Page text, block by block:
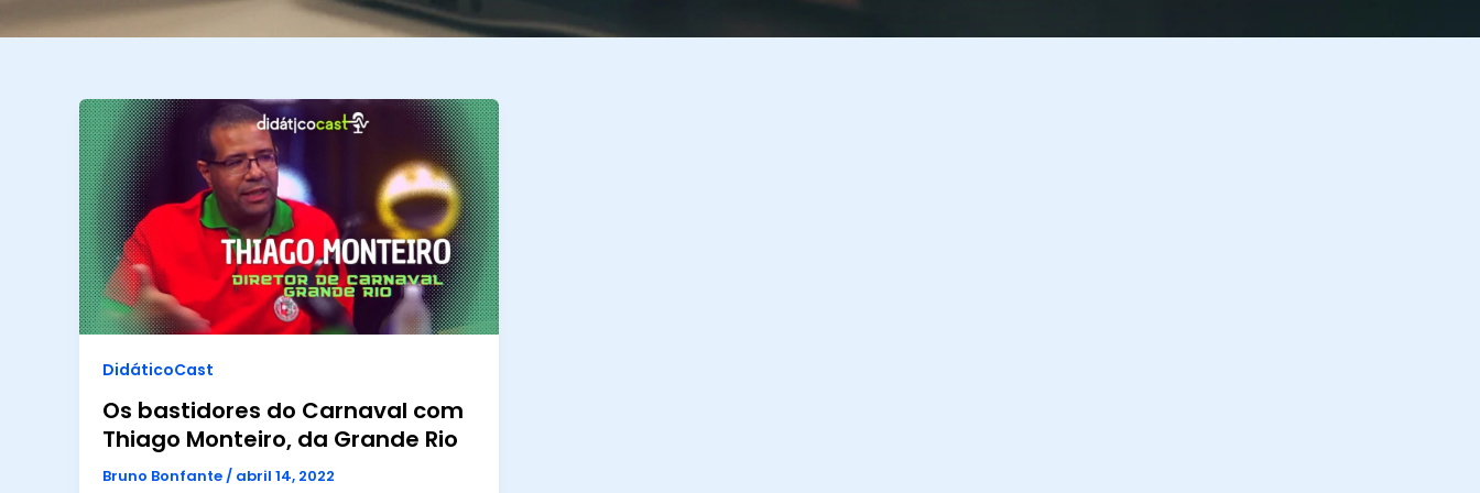
DidáticoCast
Os bastidores do Carnaval com
Thiago Monteiro, da Grande Rio
Bruno Bonfante / abril 14, 2022